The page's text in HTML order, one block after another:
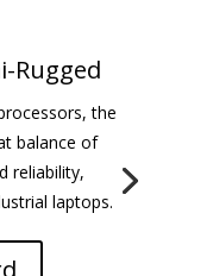
Rugged
the
balance of
reliability,
laptops.